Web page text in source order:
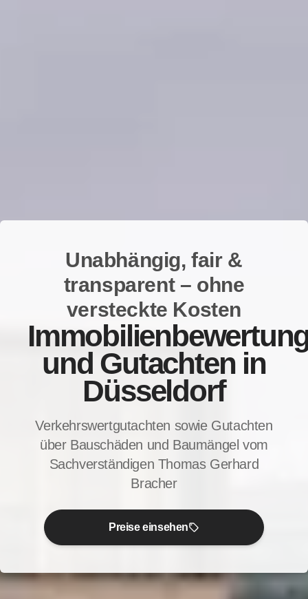
Unabhängig, fair &
transparent – ohne
versteckte Kosten
und Gutachten in
Düsseldorf
Verkehrswertgutachten sowie Gutachten
über Bauschäden und Baumängel vom
Sachverständigen Thomas Gerhard
Bracher
Preise einsehen